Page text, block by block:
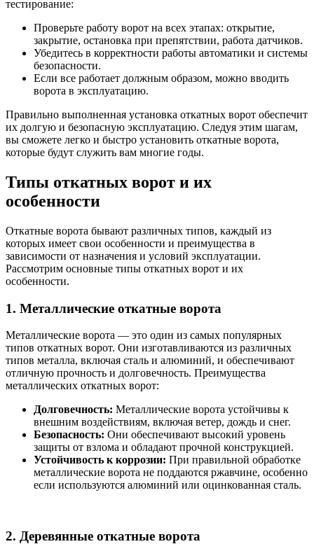
тестирование:
Проверьте работу ворот на всех этапах: открытие,
закрытие, остановка при препятствии, работа датчиков.
Убедитесь в корректности работы автоматики и системы
безопасности.
Если все работает должным образом, можно вводить
ворота в эксплуатацию.
Правильно выполненная установка откатных ворот обеспечит
их долгую и безопасную эксплуатацию. Следуя этим шагам,
вы сможете легко и быстро установить откатные ворота,
которые будут служить вам многие годы.
Типы откатных ворот и их
особенности
Откатные ворота бывают различных типов, каждый из
которых имеет свои особенности и преимущества в
зависимости от назначения и условий эксплуатации.
Рассмотрим основные типы откатных ворот и их
особенности.
1. Металлические откатные ворота
Металлические ворота — это один из самых популярных
типов откатных ворот. Они изготавливаются из различных
типов металла, включая сталь и алюминий, и обеспечивают
отличную прочность и долговечность. Преимущества
металлических откатных ворот:
Долговечность: Металлические ворота устойчивы к
внешним воздействиям, включая ветер, дождь и снег.
Безопасность: Они обеспечивают высокий уровень
защиты от взлома и обладают прочной конструкцией.
Устойчивость к коррозии: При правильной обработке
металлические ворота не поддаются ржавчине, особенно
если используются алюминий или оцинкованная сталь.
2. Деревянные откатные ворота